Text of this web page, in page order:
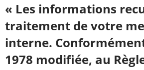
« Les informations
traitement de votre
interne.
1978 modifiée, au